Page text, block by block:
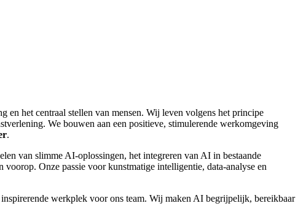
en het centraal stellen van mensen. Wij leven volgens het principe
We bouwen aan een positieve, stimulerende werkomgeving
.
van slimme AI-oplossingen, het integreren van AI in bestaande
Onze passie voor kunstmatige intelligentie, data-analyse en
werkplek voor ons team. Wij maken AI begrijpelijk, bereikbaar